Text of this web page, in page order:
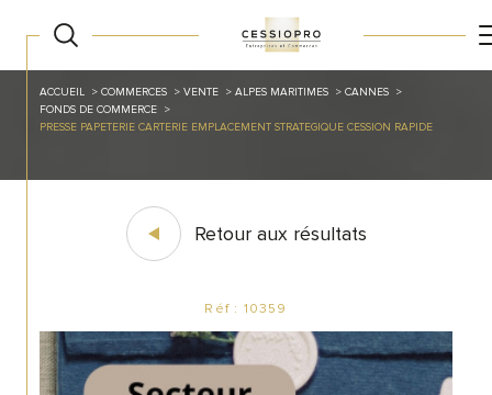
ACCUEIL COMMERCES VENTE ALPES MARITIMES
CANNES
FONDS DE COMMERCE
PRESSE PAPETERIE CARTERIE EMPLACEMENT STRATEGIQUE CESSION RAPIDE
Retour aux résultats
Réf : 10359